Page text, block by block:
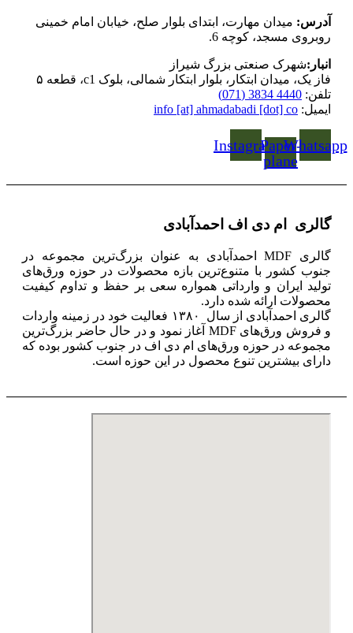
آدرس: میدان مهارت، ابتدای بلوار صلح، خیابان امام خمینی
روبروی مسجد، کوچه 6.
انبار:شهرک صنعتی بزرگ شیراز
فاز یک، میدان ابتکار، بلوار ابتکار شمالی، بلوک c1، قطعه ۵
تلفن: 4440 3834 (071)
ایمیل: info [at] ahmadabadi [dot] co
Whatsapp
Paper-
plane
Instagram
گالری ام دی اف احمدآبادی
گالری MDF احمدآبادی به عنوان بزرگ‌ترین مجموعه در
جنوب کشور با متنوع‌ترین بازه محصولات در حوزه ورق‌های
تولید ایران و وارداتی همواره سعی بر حفظ و تداوم کیفیت
محصولات ارائه شده دارد.
گالری احمدآبادی از سال ۱۳۸۰ فعالیت خود در زمینه واردات
و فروش ورق‌های MDF‌ آغاز نمود و در حال حاضر بزرگ‌ترین
مجموعه در حوزه ورق‌های ام دی اف ‌در جنوب کشور بوده که
دارای بیشترین تنوع محصول در این حوزه است.